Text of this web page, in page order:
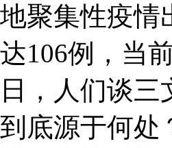
地聚集性疫情
达106例，当
日，人们谈
到底源于何处